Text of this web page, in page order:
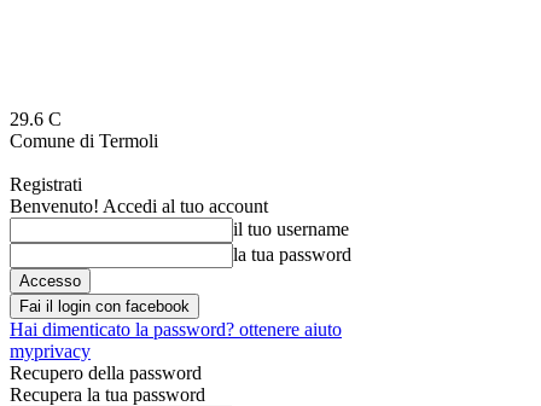
29.6 C
Comune di Termoli
Registrati
Benvenuto! Accedi al tuo account
il tuo username
la tua password
Fai il login con facebook
Hai dimenticato la password? ottenere aiuto
myprivacy
Recupero della password
Recupera la tua password